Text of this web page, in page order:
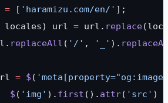
= [ 'haramizu.com/en/' ];
locales) url = url. replace
replaceAll ( '/' , '_' ).
= $ (
$
( 'img' ). first (). attr( 'src' )